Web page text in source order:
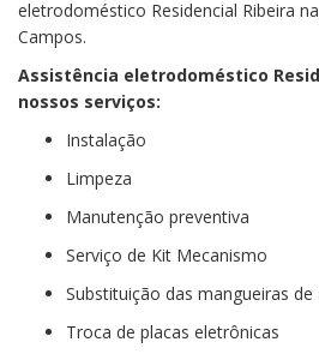
eletrodoméstico Residencial Ribeira
Campos.
Assistência eletrodoméstico
nossos serviços:
Instalação
Limpeza
Manutenção preventiva
Serviço de Kit Mecanismo
Substituição das mangueiras de
Troca de placas eletrônicas